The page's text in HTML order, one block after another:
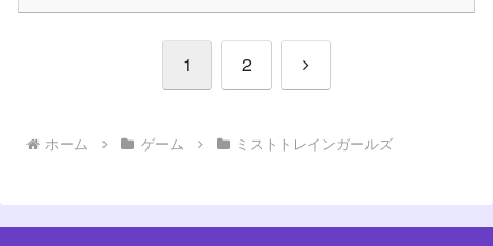
1 2
次
ホーム ゲーム ミストトレインガールズ